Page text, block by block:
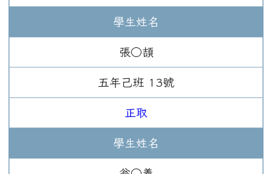
學生姓名
張○頡
五年 己班 13號
正取
學生姓名